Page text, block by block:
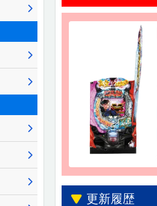
更新履歴